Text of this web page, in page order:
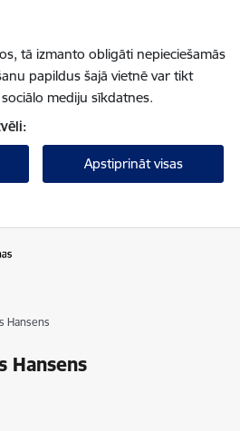
tā izmanto obligāti nepieciešamās
papildus šajā vietnē var tikt
mediju sīkdatnes.
Apstiprināt visas
Hansens
Hansens